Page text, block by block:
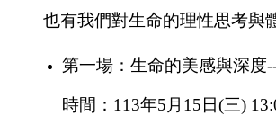
也有我們對生命的理性思考與
第一場： 生命的美感與深度
時間：113年5月15日(三)